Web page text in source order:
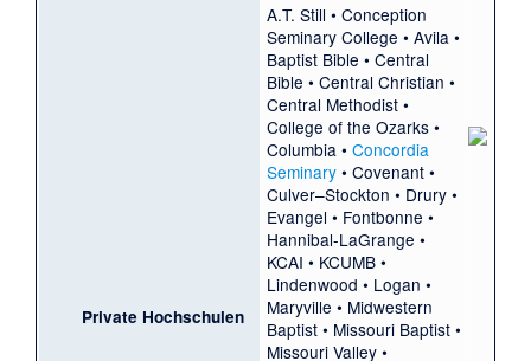
Private Hochschulen
A.T. Still • Conception
Seminary College • Avila •
Baptist Bible • Central
Bible • Central Christian •
Central Methodist•
College of the Ozarks•
Columbia • Concordia
Seminary• Covenant•
Culver–Stockton • Drury•
Evangel • Fontbonne •
Hannibal-LaGrange •
KCAI • KCUMB•
Lindenwood • Logan •
Maryville • Midwestern
Baptist• Missouri Baptist•
Missouri Valley•